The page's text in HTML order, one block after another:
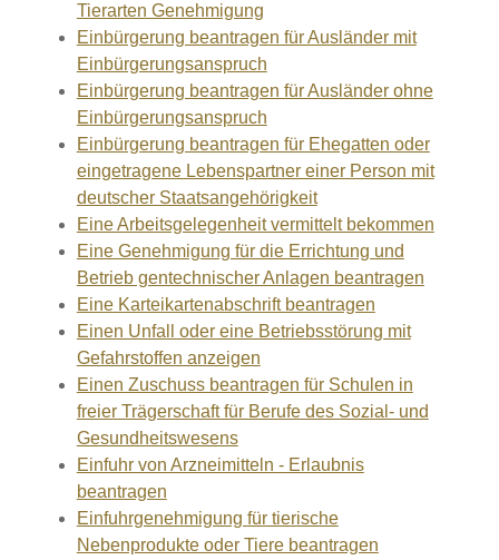
Tierarten Genehmigung
Einbürgerung beantragen für Ausländer mit
Einbürgerungsanspruch
Einbürgerung beantragen für Ausländer ohne
Einbürgerungsanspruch
Einbürgerung beantragen für Ehegatten oder
eingetragene Lebenspartner einer Person mit
deutscher Staatsangehörigkeit
Eine Arbeitsgelegenheit vermittelt bekommen
Eine Genehmigung für die Errichtung und
Betrieb gentechnischer Anlagen beantragen
Eine Karteikartenabschrift beantragen
Einen Unfall oder eine Betriebsstörung mit
Gefahrstoffen anzeigen
Einen Zuschuss beantragen für Schulen in
freier Trägerschaft für Berufe des Sozial- und
Gesundheitswesens
Einfuhr von Arzneimitteln - Erlaubnis
beantragen
Einfuhrgenehmigung für tierische
Nebenprodukte oder Tiere beantragen